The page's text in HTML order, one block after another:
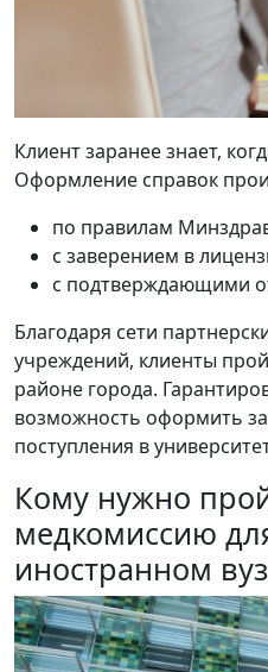
Клиент заранее знает,
Оформление справок
по правилам
с заверением в
с подтверждающими
Благодаря сети
учреждений, клиенты
районе города.
возможность оформить
поступления в
Кому нужно
медкомиссию
иностранном